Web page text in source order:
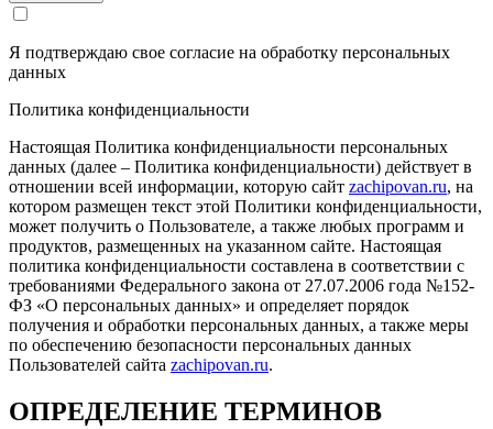
Огромная благодарность Евгению! Пишу отзыв
спустя пол тысячи пробега после чипа. Созвонился
как-то с Евгением, обсудили все по телефону, и так
как в выходные мастер не мог заняться моим
аппаратом, договорились что Евгений подъедет ко
мне на работу и проведем чип непосредственно на
месте, и вот в оговоренное время и день уже сидели
в машине и затирали заводскую прошивку!
Чиповали форд фокус 3 125 лс на Моторсофт без
Евро-2, результаты порадовали более чем, пропали
стандартные дерганья на ПШ с первой на вторую,
появилась динамика авто, особенно на повышенных
оборотах, что может только порадовать, так как
моторы у ФФ3 задушены всякими нормами с
завода... Плюс прошили приборку, наконец-то
температура ОЖ показывает то что надо! Ну и само
собой активировали пару скрытых функций авто!
Хочу заметить, что при прошивке приборки,
Я подтверждаю свое согласие на обработку персональных
данных
Политика конфиденциальности
Настоящая Политика конфиденциальности персональных
данных (далее – Политика конфиденциальности) действует в
отношении всей информации, которую сайт zachipovan.ru, на
котором размещен текст этой Политики конфиденциальности,
может получить о Пользователе, а также любых программ и
продуктов, размещенных на указанном сайте. Настоящая
политика конфиденциальности составлена в соответствии с
требованиями Федерального закона от 27.07.2006 года №152-
ФЗ «О персональных данных» и определяет порядок
получения и обработки персональных данных, а также меры
по обеспечению безопасности персональных данных
Пользователей сайта zachipovan.ru.
ОПРЕДЕЛЕНИЕ ТЕРМИНОВ